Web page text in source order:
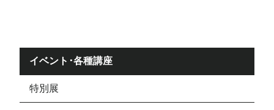
イベント･各種講座
特別展